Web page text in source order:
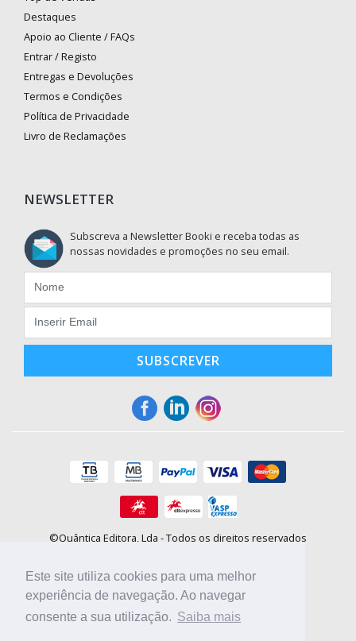
Este site utiliza cookies para uma melhor
experiência de navegação. Ao navegar
consente a sua utilização. Saiba mais
Destaques
Apoio ao Cliente / FAQs
Entrar / Registo
Entregas e Devoluções
Termos e Condições
Política de Privacidade
Livro de Reclamações
NEWSLETTER
Subscreva a Newsletter Booki e receba todas as
nossas novidades e promoções no seu email.
SUBSCREVER
©Quântica Editora, Lda - Todos os direitos reservados
E-mail: info@booki.pt
Tel.: +351 220 104 872(custo de chamada para a rede fixa